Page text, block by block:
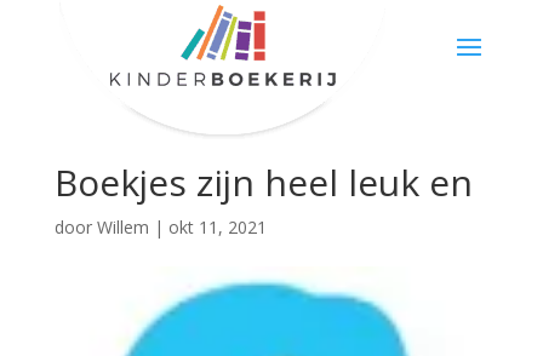
Boekjes zijn heel leuk en
door Willem | okt 11, 2021